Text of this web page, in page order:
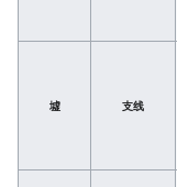
墟 支线